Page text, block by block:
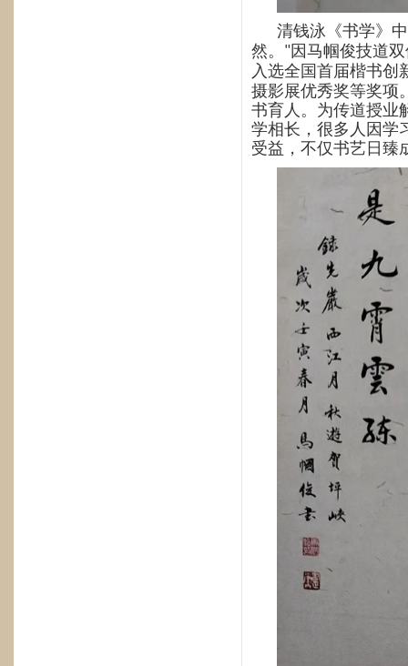
清钱泳《书学》
然。 " 因马帼俊技道
入选全国首届楷书创
摄影展优秀奖等奖项
书育人。为传道授业
学相长，很多人因学
受益，不仅书艺日臻